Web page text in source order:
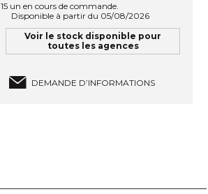
15 un en cours de commande.
Disponible à partir du 05/08/2026
Voir le stock disponible pour
toutes les agences
DEMANDE D’INFORMATIONS